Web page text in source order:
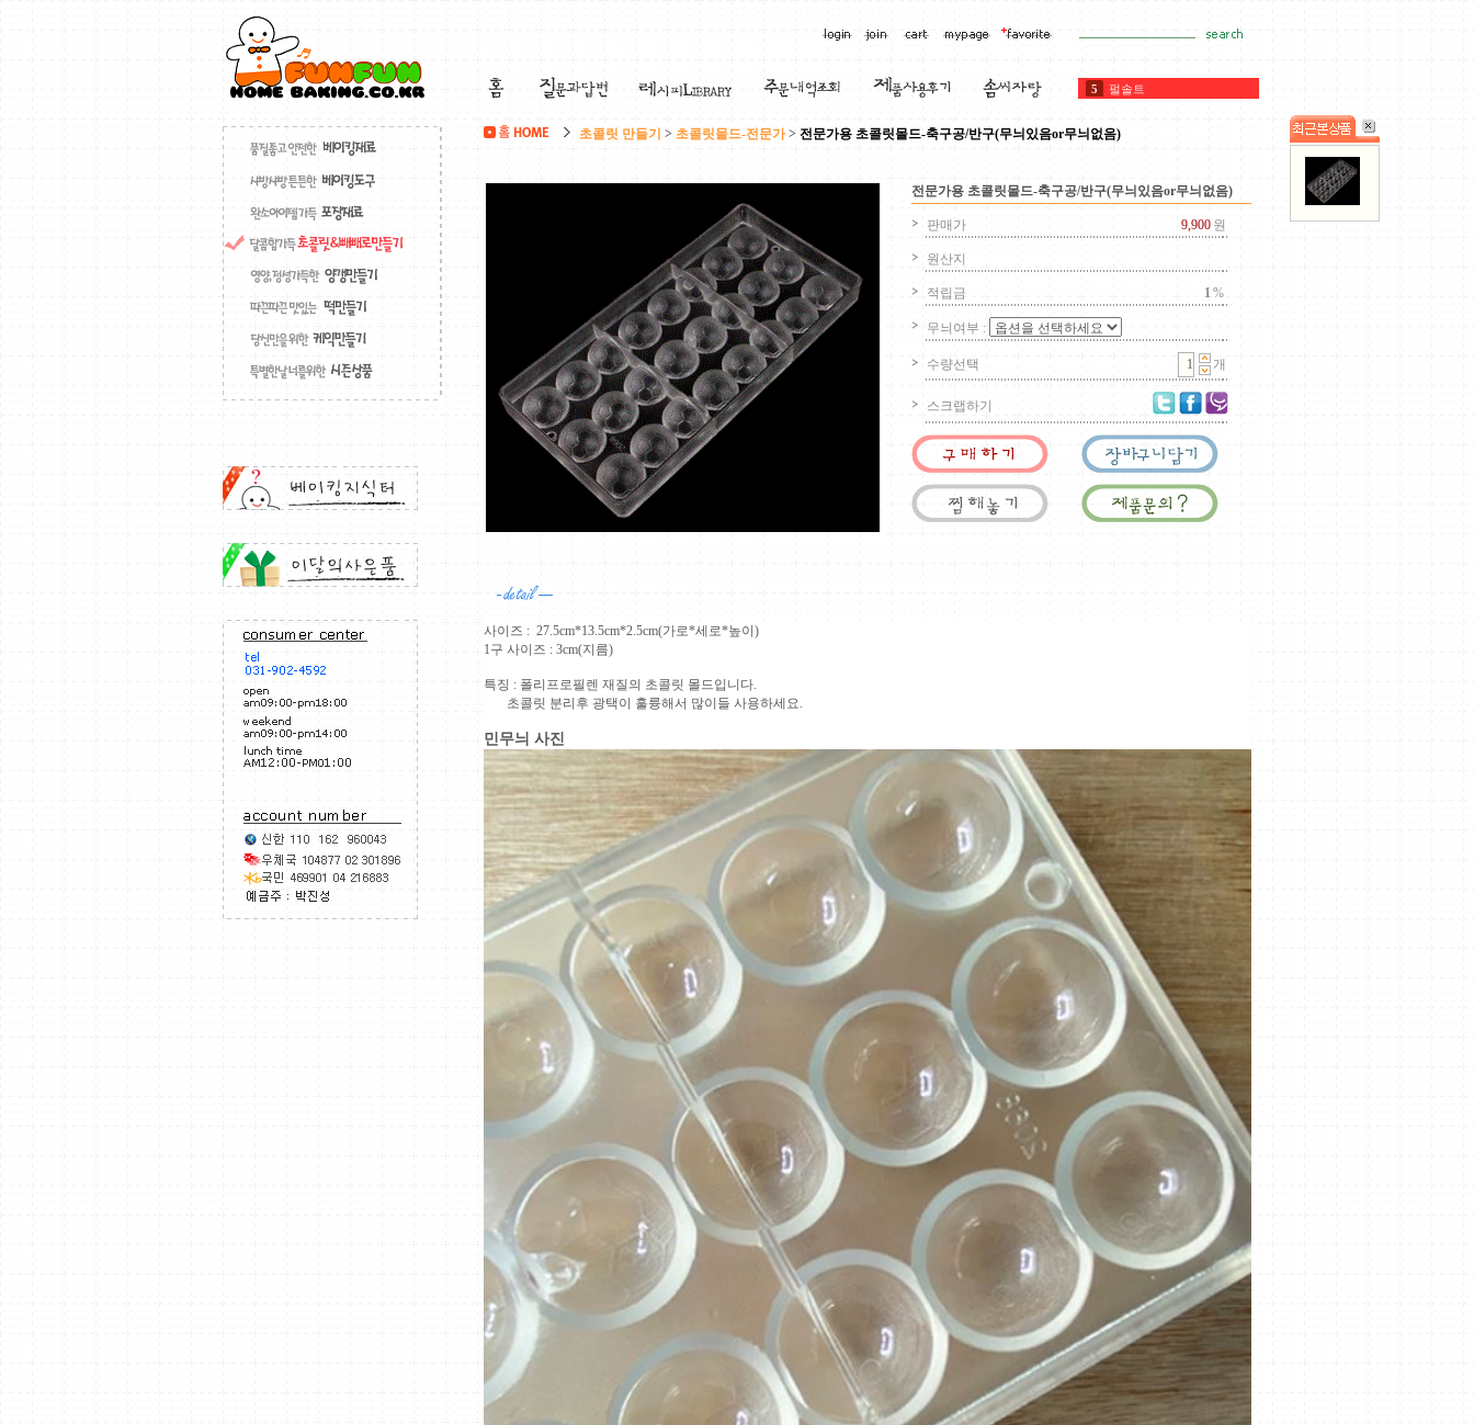
5
펄솔트
6
커버춰
8
깔리바우트
10 아몬드가루
1
4
타르트
초콜릿 만들기 > 초콜릿몰드-전문가 > 전문가용 초콜릿몰드-축구공/반구(무늬있음or무늬없음)
전문가용 초콜릿몰드-축구공/반구(무늬있음or무늬없음)
판매가 9,900 원
원산지
적립금 1%
무늬여부 :
수량선택 개
스크랩하기
사이즈 : 27.5cm*13.5cm*2.5cm(가로*세로*높이)
1구 사이즈 : 3cm(지름)
특징 : 폴리프로필렌 재질의 초콜릿 몰드입니다.
초콜릿 분리후 광택이 훌륭해서 많이들 사용하세요.
민무늬 사진